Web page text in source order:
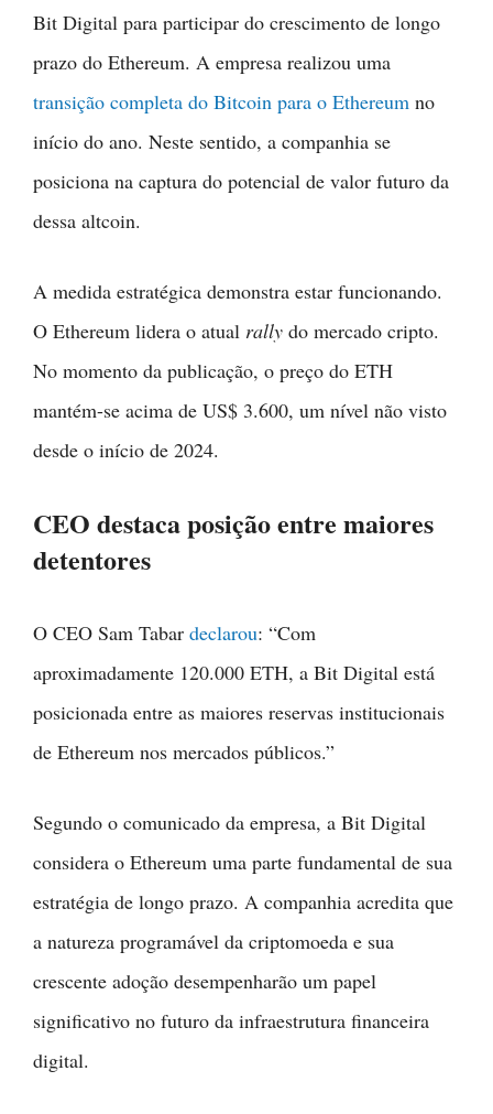
Bit Digital para participar do crescimento de longo
prazo do Ethereum. A empresa realizou uma
transição completa do Bitcoin para o Ethereum no
início do ano. Neste sentido, a companhia se
posiciona na captura do potencial de valor futuro da
dessa altcoin.
A medida estratégica demonstra estar funcionando.
O Ethereum lidera o atual rally do mercado cripto.
No momento da publicação, o preço do ETH
mantém-se acima de US$ 3.600, um nível não visto
desde o início de 2024.
CEO destaca posição entre maiores
detentores
O CEO Sam Tabar declarou: “Com
aproximadamente 120.000 ETH, a Bit Digital está
posicionada entre as maiores reservas institucionais
de Ethereum nos mercados públicos.”
Segundo o comunicado da empresa, a Bit Digital
considera o Ethereum uma parte fundamental de sua
estratégia de longo prazo. A companhia acredita que
a natureza programável da criptomoeda e sua
crescente adoção desempenharão um papel
significativo no futuro da infraestrutura financeira
digital.